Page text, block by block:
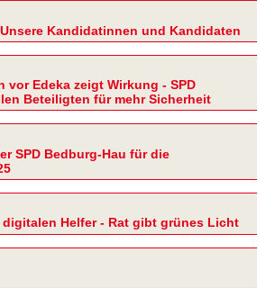
Kandidatinnen und Kandidaten
vor Edeka zeigt Wirkung - SPD
Beteiligten für mehr Sicherheit
SPD Bedburg-Hau für die
Helfer - Rat gibt grünes Licht